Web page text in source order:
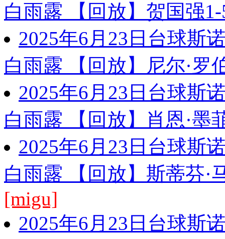
白雨露 【回放】贺国强
2025年6月23日台球斯
白雨露 【回放】尼尔·罗
2025年6月23日台球斯
白雨露 【回放】肖恩·墨
2025年6月23日台球斯
白雨露 【回放】斯蒂芬·
[migu]
2025年6月23日台球斯